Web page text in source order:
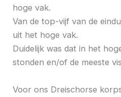
hoge vak.
Van de top-vijf van de
uit het hoge vak.
Duidelijk was dat in het
stonden en/of de meeste
Voor ons Dreischorse